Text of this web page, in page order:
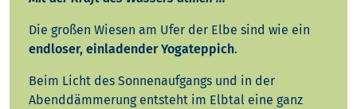
Die großen Wiesen am Ufer der Elbe sind wie ein
endloser, einladender Yogateppich.
Beim Licht des Sonnenaufgangs und in der
Abenddämmerung entsteht im Elbtal eine ganz